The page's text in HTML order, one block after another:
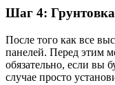
Шаг 4: Грунтовка
После того как все
панелей. Перед этим
обязательно, если вы
случае просто